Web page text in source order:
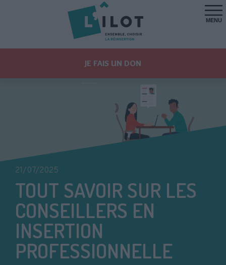
MENU
JE FAIS UN DON
21/07/2025
TOUT SAVOIR SUR LES
CONSEILLERS EN
INSERTION
PROFESSIONNELLE